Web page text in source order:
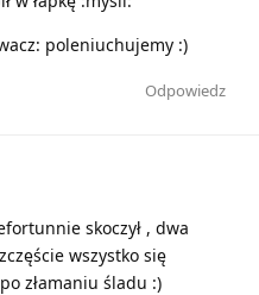
poleniuchujemy :)
Odpowiedz
skoczył , dwa
wszystko się
złamaniu śladu :)